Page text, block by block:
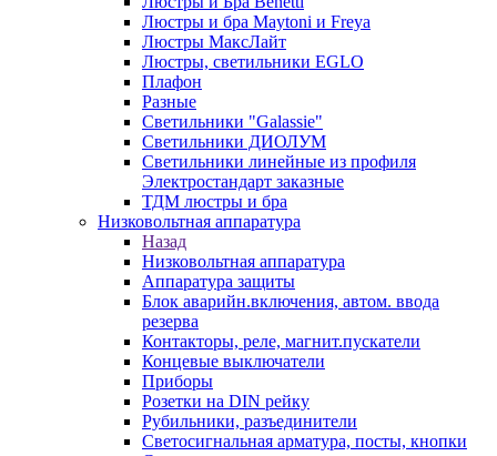
Люстры и бра Maytoni и Freya
Люстры МаксЛайт
Люстры, светильники EGLO
Плафон
Разные
Светильники "Galassie"
Светильники ДИОЛУМ
Светильники линейные из профиля
Электростандарт заказные
ТДМ люстры и бра
Низковольтная аппаратура
Назад
Низковольтная аппаратура
Аппаратура защиты
Блок аварийн.включения, автом. ввода
резерва
Контакторы, реле, магнит.пускатели
Концевые выключатели
Приборы
Розетки на DIN рейку
Рубильники, разъединители
Светосигнальная арматура, посты, кнопки